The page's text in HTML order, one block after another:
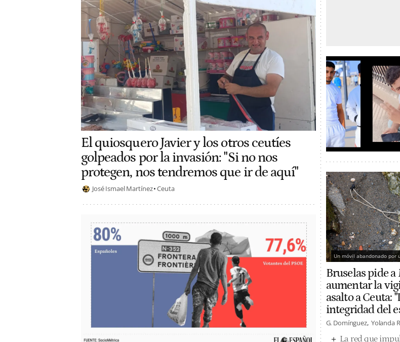
El quiosquero Javier y los otros ceutíes
golpeados por la invasión: "Si no nos
protegen, nos tendremos que ir de aquí"
José Ismael Martínez Ceuta
Un móvil abandonado por
Bruselas pide
aumentar la
asalto a Ceuta:
integridad del
G. Domínguez Yolanda
La red que